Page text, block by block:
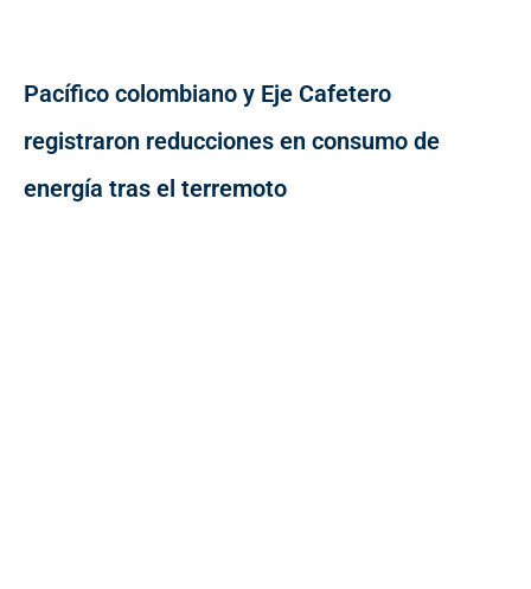
Pacífico colombiano y Eje Cafetero
registraron reducciones en consumo de
energía tras el terremoto